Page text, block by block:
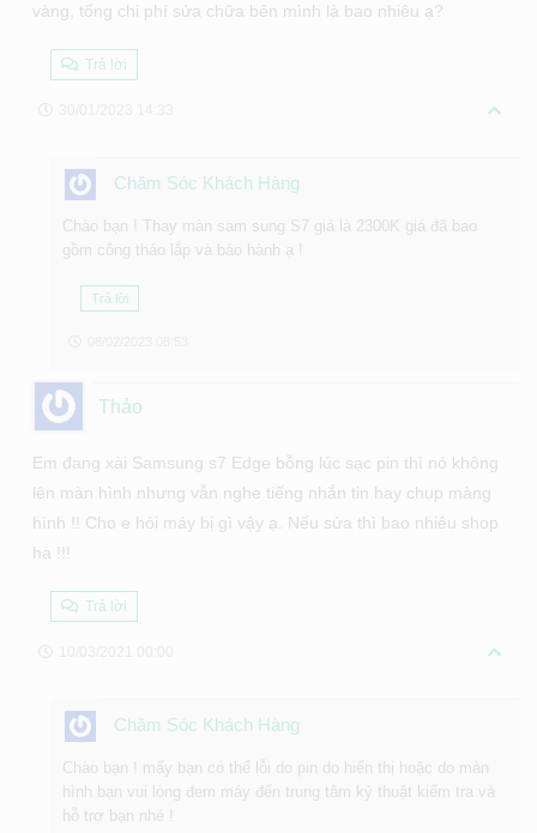
vàng, tổng chi phí sửa chữa bên mình là bao nhiêu ạ?
Trả lời
Chăm Sóc Khách Hàng
Chào bạn ! Thay màn sam sung S7 giá là 2300K giá đã bao
gồm công tháo lắp và bảo hành ạ !
Trả lời
Thảo
Em đang xài Samsung s7 Edge bỗng lúc sạc pin thì nó không
lên màn hình nhưng vẫn nghe tiếng nhắn tin hay chụp màng
hình !! Cho e hỏi máy bị gì vậy ạ. Nếu sửa thì bao nhiêu shop
ha !!!
Trả lời
Chăm Sóc Khách Hàng
Chào bạn ! mấy bạn có thể lỗi do pin do hiển thị hoặc do màn
hình bạn vui lòng đem máy đến trung tâm kỷ thuật kiểm tra và
hỗ trợ bạn nhé !